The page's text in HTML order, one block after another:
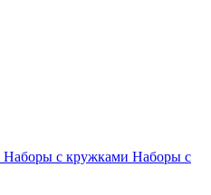
Наборы с кружками Наборы с